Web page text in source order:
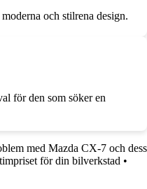
och stilrena design.
för den som söker en
med Mazda CX-7 och dess
för din bilverkstad •